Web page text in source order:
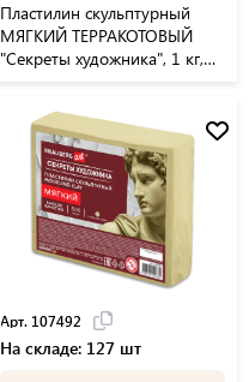
Пластилин скульптурный
МЯГКИЙ ТЕРРАКОТОВЫЙ
"Секреты художника", 1 кг,
Арт. 107492
На складе: 127 шт